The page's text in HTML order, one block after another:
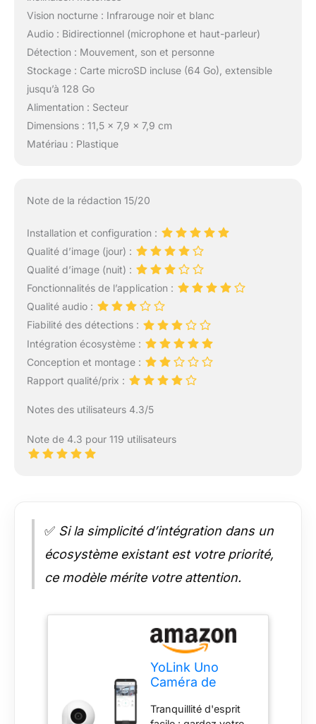
Vision nocturne : Infrarouge noir et blanc
Audio : Bidirectionnel (microphone et haut-parleur)
Détection : Mouvement, son et personne
Stockage : Carte microSD incluse (64 Go), extensible
jusqu’à 128 Go
Alimentation : Secteur
Dimensions : 11,5 x 7,9 x 7,9 cm
Matériau : Plastique
Note de la rédaction 15/20
Installation et configuration :
Qualité d’image (jour) :
Qualité d’image (nuit) :
Fonctionnalités de l’application :
Qualité audio :
Fiabilité des détections :
Intégration écosystème :
Conception et montage :
Rapport qualité/prix :
Notes des utilisateurs 4.3/5
Note de 4.3 pour 119 utilisateurs
✅ Si la simplicité d’intégration dans un
écosystème existant est votre priorité,
ce modèle mérite votre attention.
YoLink Uno
Caméra de
d'intérieur sans
Tranquillité d'esprit